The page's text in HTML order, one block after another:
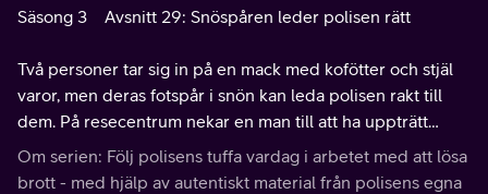
Säsong 3 Avsnitt 29: Snöspåren leder polisen rätt
Två personer tar sig in på en mack med kofötter och stjäl
varor, men deras fotspår i snön kan leda polisen rakt till
dem. På resecentrum nekar en man till att ha uppträtt
hotfullt, tills en trasig glasflaska avslöjar honom.
Om serien: Följ polisens tuffa vardag i arbetet med att lösa
brott - med hjälp av autentiskt material från polisens egna